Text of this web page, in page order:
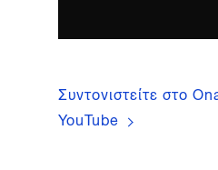
Συντονιστείτε στο
YouTube